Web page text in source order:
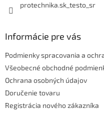
protechnika.sk_testo_sr
Informácie pre vás
Podmienky spracovania a
Všeobecné obchodné
Ochrana osobných údajov
Doručenie tovaru
Registrácia nového zákazníka